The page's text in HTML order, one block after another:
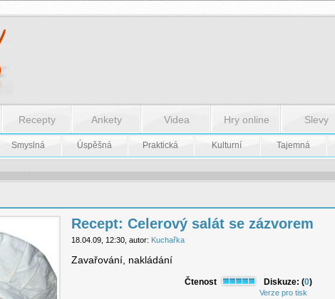
Recepty Ankety Videa Hry online Slevy
Smyslná Úspěšná Praktická Kulturní Tajemná
Recept: Celerový salát se zázvorem
18.04.09, 12:30, autor: Kuchařka
Zavařování, nakládání
Čtenost Diskuze: (0)
Verze pro tisk